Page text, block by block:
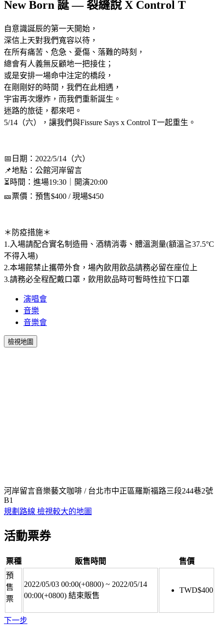
New Born 誕 — 裂縫說 X Control T
自意識誕辰的第一天開始，
深信上天對我們寬容以待，
在所有痛苦、危急、憂傷、落難的時刻，
總會有人義無反顧地一把接住；
或是安排一場命中注定的橋段，
在剛剛好的時間，我們在此相遇，
宇宙再次爆炸，而我們重新誕生。
迷路的旅徒，都來吧。
5/14（六），讓我們與Fissure Says x Control T一起重生。
📅日期：2022/5/14（六）
📌地點：公館河岸留言
⏳時間：進場19:30｜開演20:00
🎫票價：預售$400 / 現場$450
＊防疫措施＊
1.入場請配合實名制造冊、酒精消毒、體溫測量(額溫≧37.5°C
不得入場)
2.本場館禁止攜帶外食，場內飲用飲品請務必留在座位上
3.請務必全程配戴口罩，飲用飲品時可暫時性拉下口罩
演唱會
音樂
音樂會
檢視地圖
河岸留言音樂藝文咖啡 / 台北市中正區羅斯福路三段244巷2號
B1
規劃路線 檢視較大的地圖
活動票券
票種 販售時間
售價
預
售
票
2022/05/03 00:00(+0800) ~ 2022/05/14
00:00(+0800) 結束販售
TWD$400
下一步